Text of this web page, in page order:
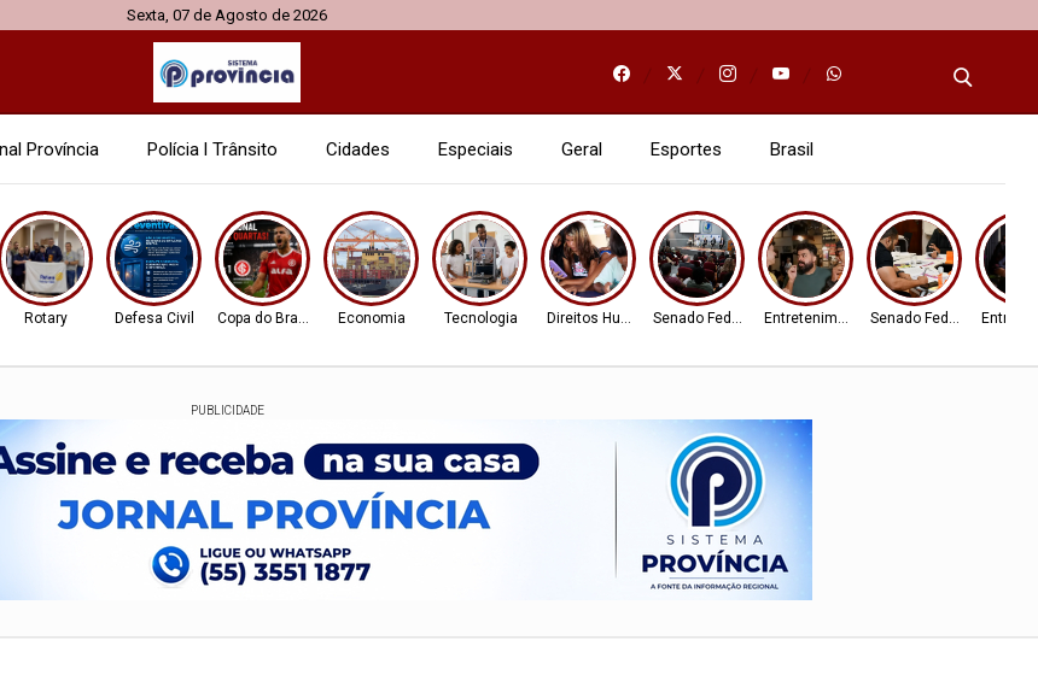
Sexta, 07 de Agosto de 2026
Província Polícia l Trânsito Cidades Especiais Geral Esportes Brasil
Rotary Defesa Civil Copa do Brasil Economia Tecnologia Direitos HumanosSenado Federal Entretenimento Senado Federal
PUBLICIDADE